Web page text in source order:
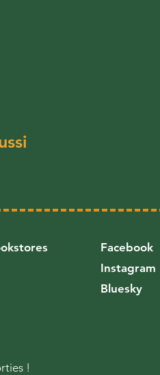
Facebook
Instagram
Bluesky
!